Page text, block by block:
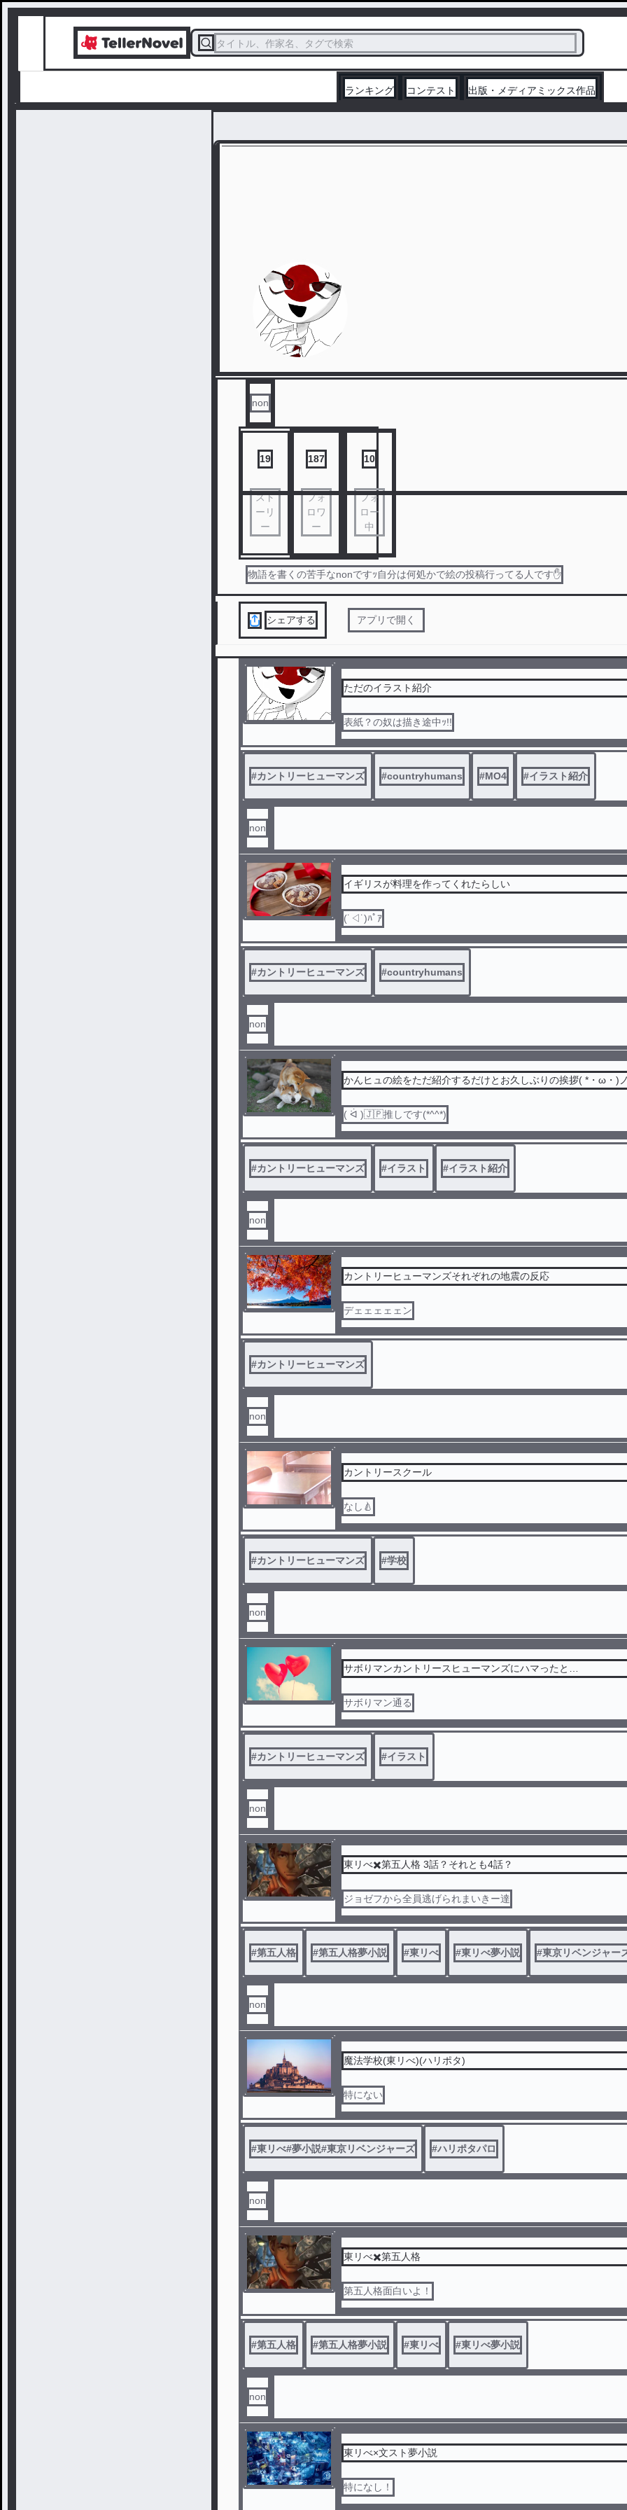
タイトル、作家名、タグで検索
ランキング コンテスト 出版・メディアミックス作品
non
19
スト
ーリ
ー
187
フォ
ロワ
ー
10
フォ
ロー
中
物語を書くの苦手なnonですｯ自分は何処かで絵の投稿行ってる人です✋
シェアする アプリで開く
ただのイラスト紹介
表紙？の奴は描き途中ｯ!!
#カントリーヒューマンズ #countryhumans #MO4 #イラスト紹介
non
イギリスが料理を作ってくれたらしい
(˙◁˙)ﾊﾟｱ
#カントリーヒューマンズ #countryhumans
non
かんヒュの絵をただ紹介するだけとお久しぶりの挨拶( *・ω・)
( ᐛ )🇯🇵推しです(*^^*)
#カントリーヒューマンズ #イラスト #イラスト紹介
non
カントリーヒューマンズそれぞれの地震の反応
デェェェェェン
#カントリーヒューマンズ
non
カントリースクール
なし🍐
#カントリーヒューマンズ #学校
non
サボりマンカントリースヒューマンズにハマったと…
サボりマン通る
#カントリーヒューマンズ #イラスト
non
東リべ✖️第五人格 3話？それとも4話？
ジョゼフから全員逃げられまいきー達
#第五人格 #第五人格夢小説 #東リべ #東リべ夢小説 #東京リベンジャー
non
魔法学校(東リべ)(ハリポタ)
特にない
#東リべ#夢小説#東京リベンジャーズ #ハリポタパロ
non
東リべ✖️第五人格
第五人格面白いよ！
#第五人格 #第五人格夢小説 #東リべ #東リべ夢小説
non
東リべ×文スト夢小説
特になし！